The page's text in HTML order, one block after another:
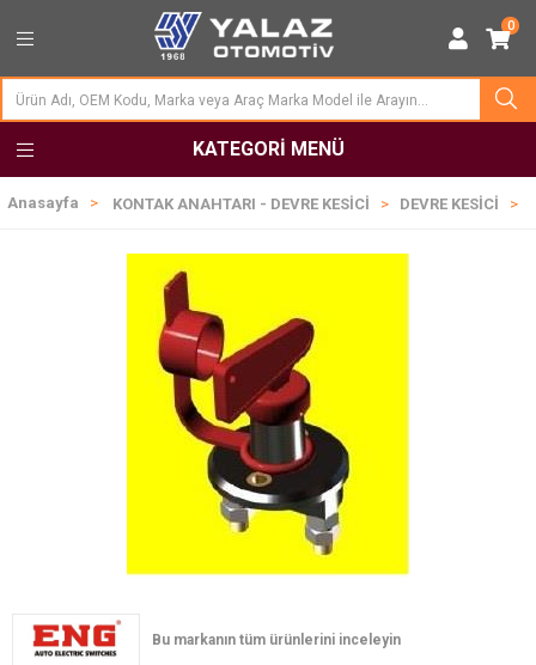
0
KATEGORI MENÜ
Anasayfa KONTAK ANAHTARI - DEVRE KESİCİ DEVRE KESİCİ